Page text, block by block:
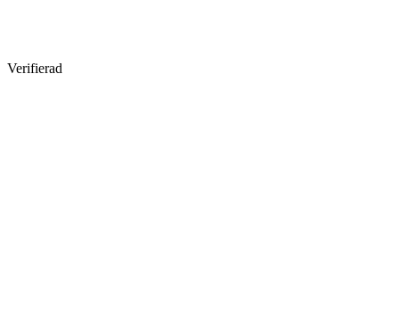
Verifierad